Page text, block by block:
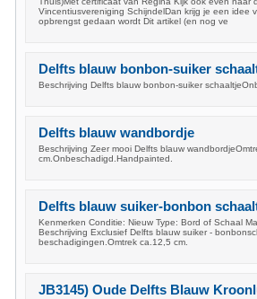
Vincentiusvereniging SchijndelDan krijg je een idee
opbrengst gedaan wordt Dit artikel (en nog ve
Delfts blauw bonbon-suiker
Beschrijving Delfts blauw bonbon-suiker
Delfts blauw wandbordje
Beschrijving Zeer mooi Delfts blauw
cm.Onbeschadigd.Handpainted.
Delfts blauw suiker-bonbon
Kenmerken Conditie: Nieuw Type: Bord of Schaal
Beschrijving Exclusief Delfts blauw suiker -
beschadigingen.Omtrek ca.12,5 cm.
JB3145) Oude Delfts Blauw